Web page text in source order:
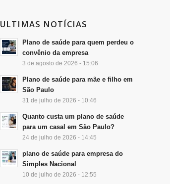
ULTIMAS NOTÍCIAS
Plano de saúde para quem perdeu o
convênio da empresa
3 de agosto de 2026 - 15:06
Plano de saúde para mãe e filho em
São Paulo
31 de julho de 2026 - 10:46
Quanto custa um plano de saúde
para um casal em São Paulo?
24 de julho de 2026 - 14:45
plano de saúde para empresa do
Simples Nacional
10 de julho de 2026 - 12:55